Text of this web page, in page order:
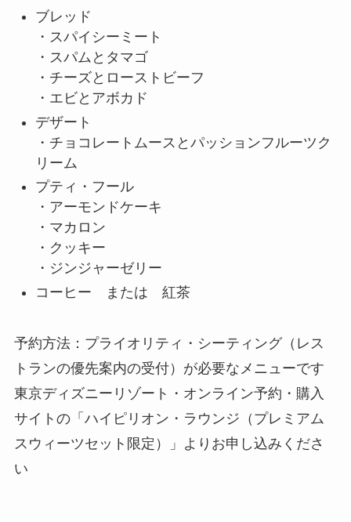
ブレッド
・スパイシーミート
・スパムとタマゴ
・チーズとローストビーフ
・エビとアボカド
デザート
・チョコレートムースとパッションフルーツク
リーム
プティ・フール
・アーモンドケーキ
・マカロン
・クッキー
・ジンジャーゼリー
コーヒー または 紅茶
予約方法：プライオリティ・シーティング（レス
トランの優先案内の受付）が必要なメニューです
東京ディズニーリゾート・オンライン予約・購入
サイトの「ハイピリオン・ラウンジ（プレミアム
スウィーツセット限定）」よりお申し込みくださ
い